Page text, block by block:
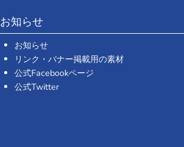
お知らせ
お知らせ
リンク・バナー掲載用の素材
公式Facebookページ
公式Twitter